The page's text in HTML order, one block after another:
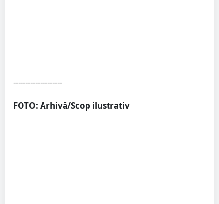
--------------------
FOTO: Arhivă/Scop ilustrativ